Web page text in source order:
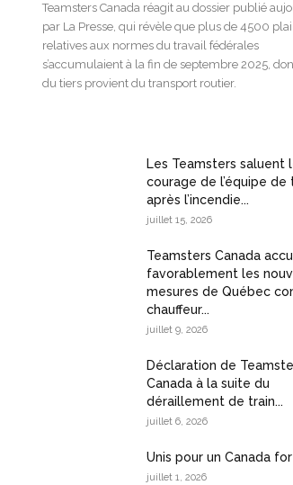
Teamsters Canada réagit au dossier publié
par La Presse, qui révèle que plus de 4500
relatives aux normes du travail fédérales
s’accumulaient à la fin de septembre 2025,
du tiers provient du transport routier.
Les Teamsters saluent
courage de l’équipe de
après l’incendie...
juillet 15, 2026
Teamsters Canada
favorablement les
mesures de Québec
chauffeur...
juillet 9, 2026
Déclaration de
Canada à la suite du
déraillement de train...
juillet 6, 2026
Unis pour un Canada
juillet 1, 2026